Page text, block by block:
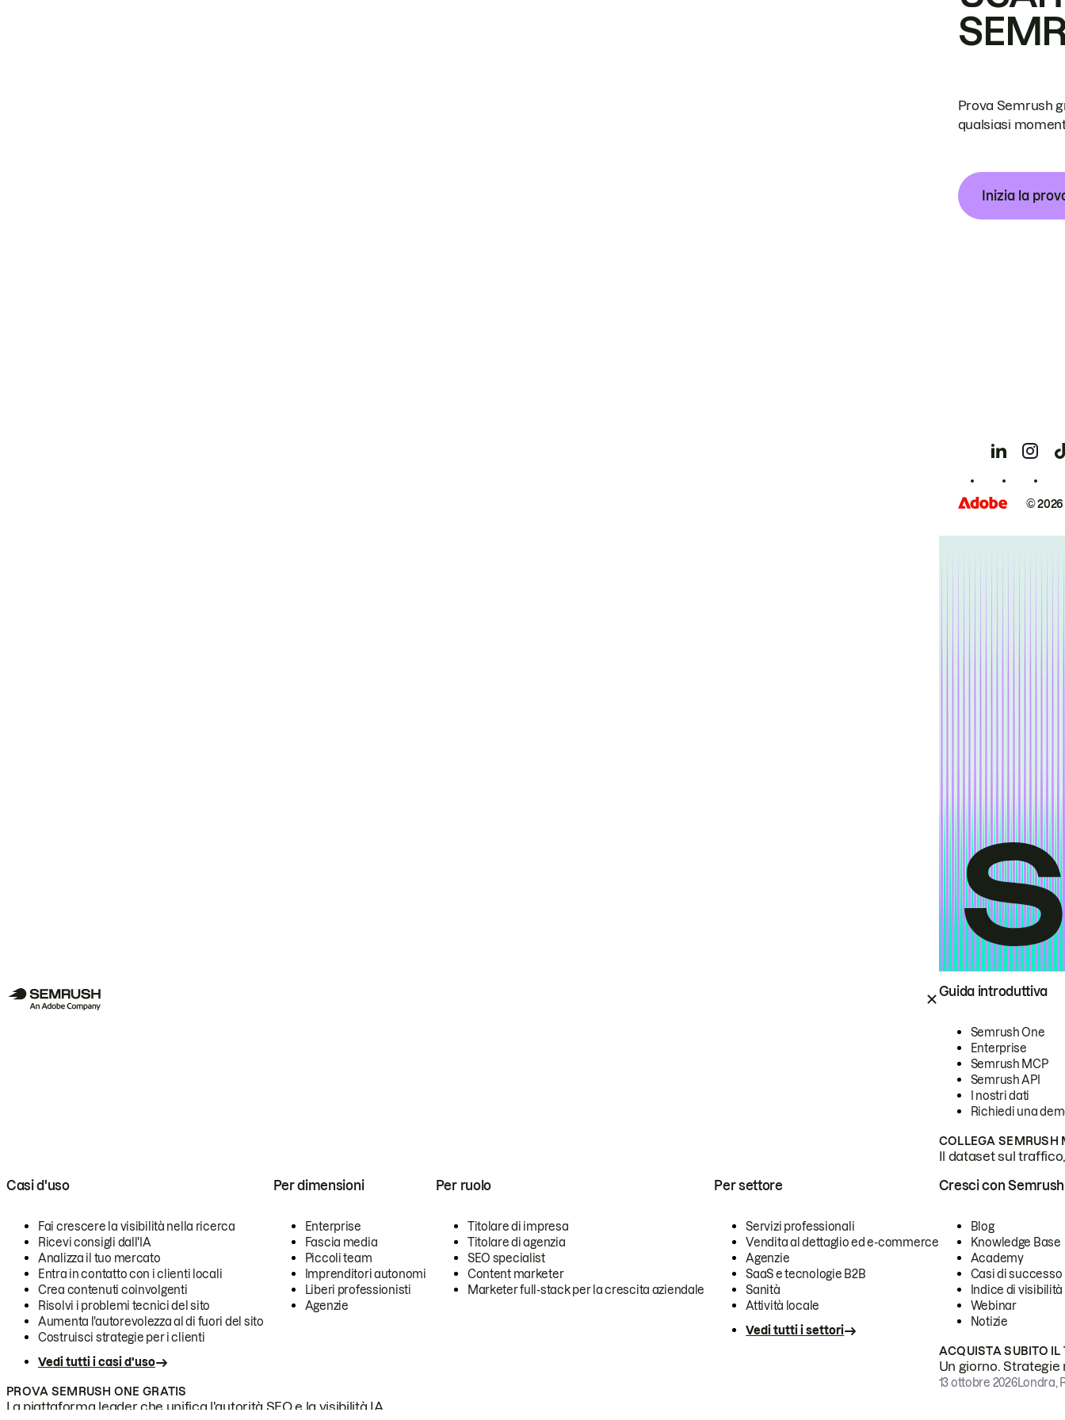
Guida introduttiva
Semrush One
Enterprise
Semrush MCP
Semrush API
I nostri dati
Richiedi una
COLLEGA SEMRUSH
Il dataset sul
Casi d'uso
Fai crescere la visibilità nella ricerca
Ricevi consigli dall'IA
Analizza il tuo mercato
Entra in contatto con i clienti locali
Crea contenuti coinvolgenti
Risolvi i problemi tecnici del sito
Aumenta l'autorevolezza al di fuori del sito
Costruisci strategie per i clienti
Vedi tutti i casi d'uso
Per dimensioni
Enterprise
Fascia media
Piccoli team
Imprenditori autonomi
Liberi professionisti
Agenzie
Per ruolo
Titolare di impresa
Titolare di agenzia
SEO specialist
Content marketer
Marketer full-stack per la crescita aziendale
Per settore
Servizi professionali
Vendita al dettaglio ed e-commerce
Agenzie
SaaS e tecnologie B2B
Sanità
Attività locale
Vedi tutti i settori
PROVA SEMRUSH ONE GRATIS
La piattaforma leader che unifica l'autorità SEO e la visibilità IA.
Cresci con Semrush
Blog
Knowledge Base
Academy
Casi di successo
Indice di visibilità
Webinar
Notizie
ACQUISTA SUBITO IL
Un giorno.
13 ottobre 2026Londra,
Prova Semrush
qualsiasi
Inizia la
©